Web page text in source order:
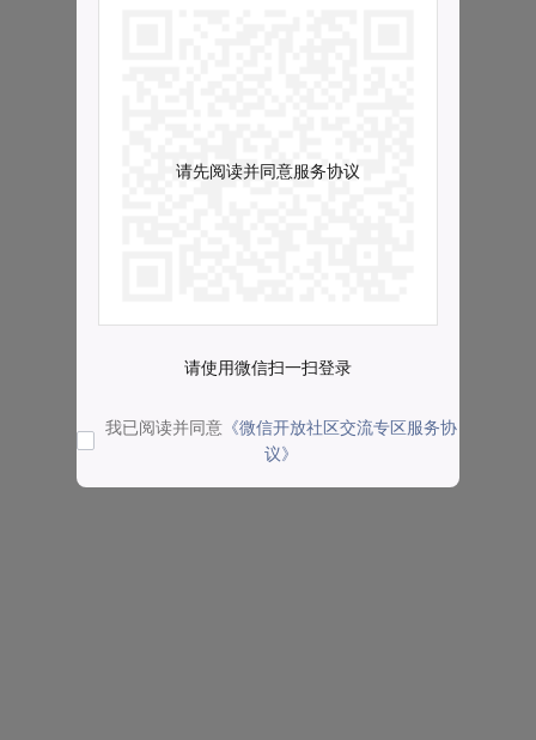
请先阅读并同意服务协议
请使用微信扫一扫登录
我已阅读并同意 《微信开放社区交流专区服务协
议》